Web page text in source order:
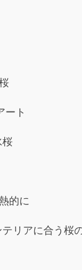
ート
桜
的に
リアに合う桜